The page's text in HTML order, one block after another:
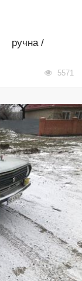
ручна /
5571